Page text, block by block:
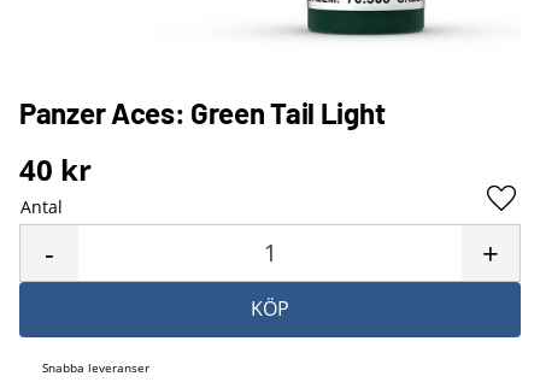
Panzer Aces: Green Tail Light
40 kr
Antal
+
-
KÖP
Snabba leveranser